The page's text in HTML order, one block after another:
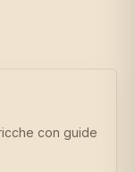
con guide